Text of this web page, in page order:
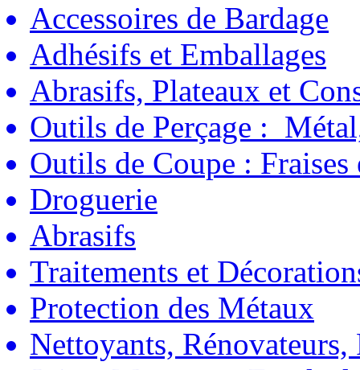
Accessoires de Bardage
Adhésifs et Emballages
Abrasifs, Plateaux et
Outils de Perçage :
Outils de Coupe : Fraises
Droguerie
Abrasifs
Traitements et
Protection des Métaux
Nettoyants, Rénovateurs,